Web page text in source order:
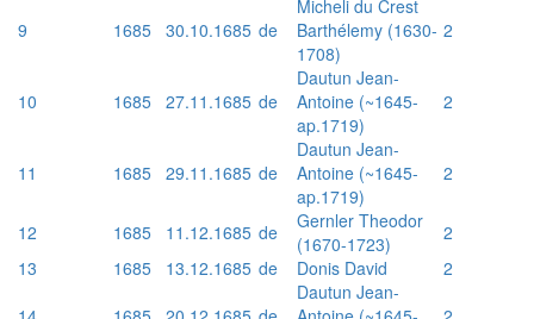
9 1685 30.10.1685 de
Micheli du Crest
Barthélemy (1630-
1708)
2
10 1685 27.11.1685 de
Dautun Jean-
Antoine (~1645-
ap.1719)
2
11 1685 29.11.1685 de
Dautun Jean-
Antoine (~1645-
ap.1719)
2
12 1685 11.12.1685 de
Gernler Theodor
(1670-1723)
2
13
1685 13.12.1685 de Donis David
2
Dautun Jean-